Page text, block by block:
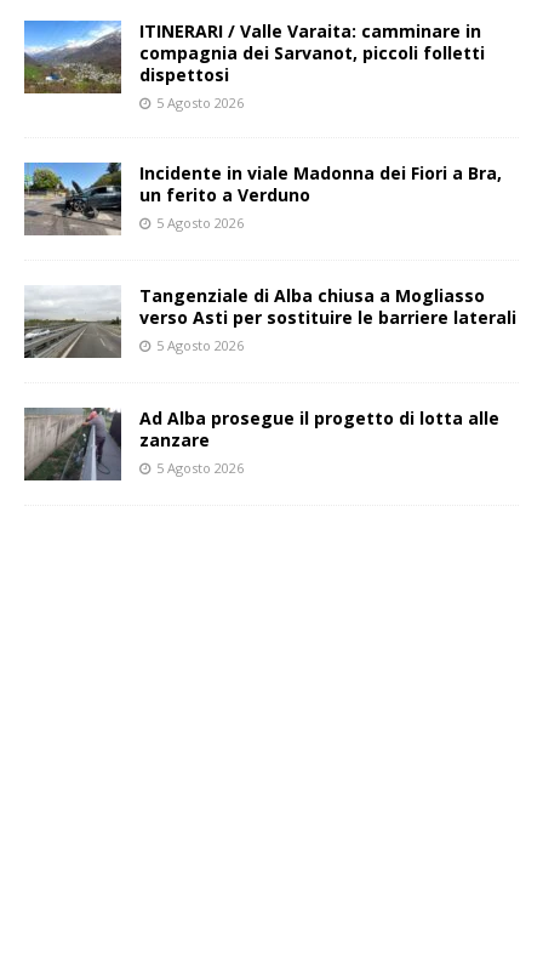
ITINERARI / Valle Varaita: camminare in
compagnia dei Sarvanot, piccoli folletti
dispettosi
5 Agosto 2026
Incidente in viale Madonna dei Fiori a Bra,
un ferito a Verduno
5 Agosto 2026
Tangenziale di Alba chiusa a Mogliasso
verso Asti per sostituire le barriere laterali
5 Agosto 2026
Ad Alba prosegue il progetto di lotta alle
zanzare
5 Agosto 2026